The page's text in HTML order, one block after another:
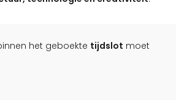
het geboekte tijdslot moet